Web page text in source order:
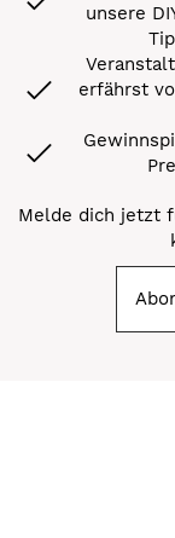
unsere
erfährst
Melde dich jetzt